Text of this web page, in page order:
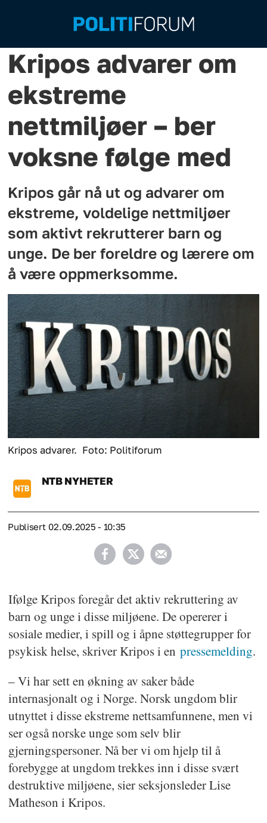
Kripos advarer om
ekstreme
nettmiljøer – ber
voksne følge med
Kripos går nå ut og advarer om
ekstreme, voldelige nettmiljøer
som aktivt rekrutterer barn og
unge. De ber foreldre og lærere om
å være oppmerksomme.
Kripos advarer. Foto: Politiforum
NTB NYHETER
Publisert 02.09.2025 - 10:35
Ifølge Kripos foregår det aktiv rekruttering av
barn og unge i disse miljøene. De opererer i
sosiale medier, i spill og i åpne støttegrupper for
psykisk helse, skriver Kripos i en pressemelding.
– Vi har sett en økning av saker både
internasjonalt og i Norge. Norsk ungdom blir
utnyttet i disse ekstreme nettsamfunnene, men vi
ser også norske unge som selv blir
gjerningspersoner. Nå ber vi om hjelp til å
forebygge at ungdom trekkes inn i disse svært
destruktive miljøene, sier seksjonsleder Lise
Matheson i Kripos.